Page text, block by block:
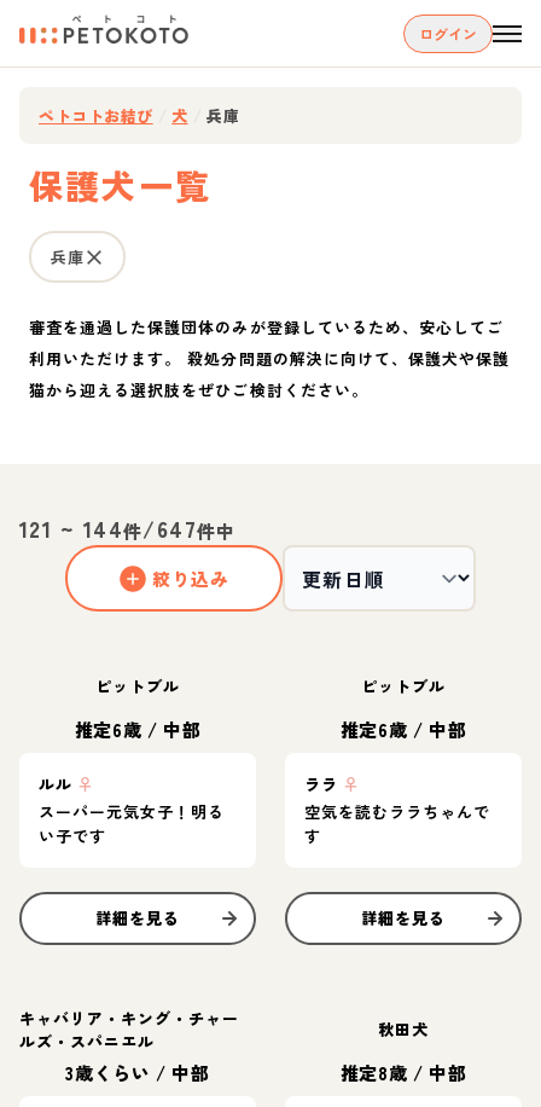
ログイン
ペトコトお結び 犬 兵庫
保護犬一覧
兵庫
審査を通過した保護団体のみが登録しているため、安心してご
利用いただけます。 殺処分問題の解決に向けて、保護犬や保護
猫から迎える選択肢をぜひご検討ください。
121 ~ 144件/647件中
絞り込み
ピットブル
推定6歳 / 中部
ルル ♀
スーパー元気女子！明る
い子です
詳細を見る
ピットブル
推定6歳 / 中部
ララ ♀
空気を読むララちゃんで
す
詳細を見る
キャバリア・キング・チャー
ルズ・スパニエル
3歳くらい / 中部
秋田犬
推定8歳 / 中部